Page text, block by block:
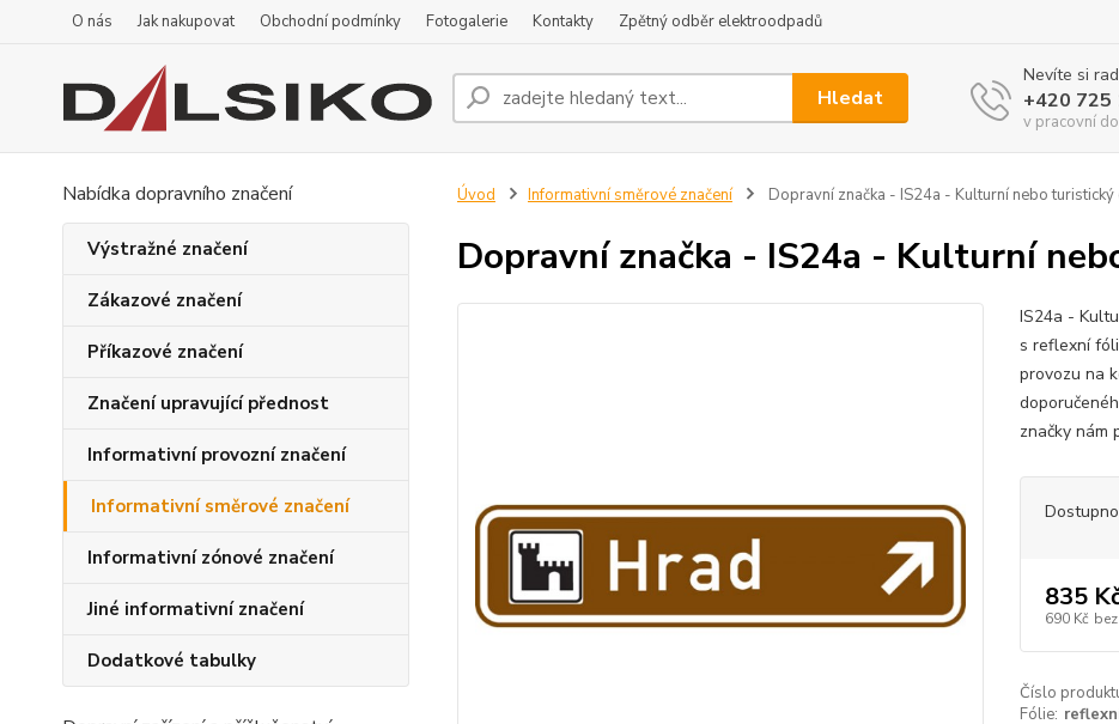
O nás Jak nakupovat Obchodní podmínky Fotogalerie Kontakty Zpětný odběr elektroodpadů
Hledat
Nevíte si
+420 725
v pracovní
Nabídka dopravního značení
Výstražné značení
Zákazové značení
Příkazové značení
Značení upravující přednost
Informativní provozní značení
Informativní směrové značení
Informativní zónové značení
Jiné informativní značení
Dodatkové tabulky
Úvod Informativní směrové značení Dopravní značka - IS24a - Kulturní nebo turistický
Dopravní značka - IS24a - Kulturní
IS24a -
s reflexní
provozu na
značky nám
835
690 Kč
Číslo
Fólie: